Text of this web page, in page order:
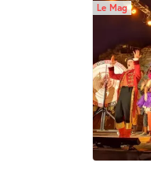
Le Mag